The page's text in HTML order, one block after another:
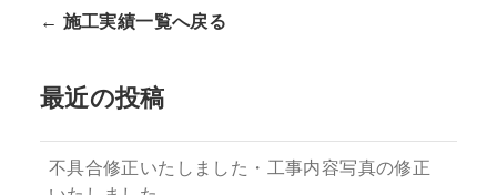
← 施工実績一覧へ戻る
最近の投稿
不具合修正いたしました・工事内容写真の修正